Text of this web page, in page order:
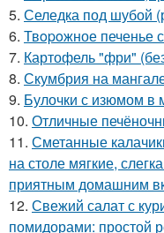
5. Селедка под шубой
6. Твopoжное печенье
7. Картофель "фри"
8. Скумбрия на
9. Булочки с изюмом в
10. Отличные
11. Сметанные
на столе мягкие,
приятным домашним
12. Свежий салат с
помидорами: простой